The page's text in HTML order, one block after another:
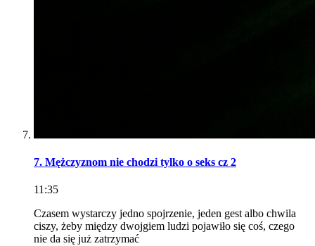
7. Mężczyznom nie chodzi tylko o seks cz 2
11:35
Czasem wystarczy jedno spojrzenie, jeden gest albo chwila
ciszy, żeby między dwojgiem ludzi pojawiło się coś, czego
nie da się już zatrzymać